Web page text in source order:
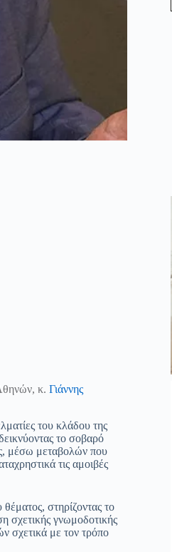
κ. Γιάννης
του κλάδου της
το σοβαρό
μέσω μεταβολών που
τις αμοιβές
στηρίζοντας το
σχετικής γνωμοδοτικής
σχετικά με τον τρόπο